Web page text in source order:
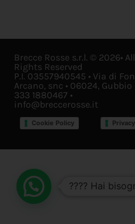
Brecce Rosse s.r.l. © 2026• All
Rights Reserved
P.I. 03557940545 • Via di
Arcano, snc • 06024, Gubbio
333 1880467 •
info@breccerosse.it
Cookie Policy
???? Hai